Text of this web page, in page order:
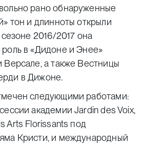
рано обнаруженные
тон и длинноты открыли
2016/2017 она
роль в «Дидоне и Энее»
Версале, а также Вестницы
в Дижоне.
следующими работами:
академии Jardin des Voix,
Arts Florissants под
Кристи, и международный